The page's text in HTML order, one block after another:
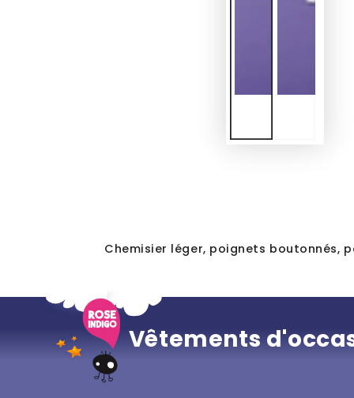
Chemisier léger, poignets boutonnés,
Vêtements